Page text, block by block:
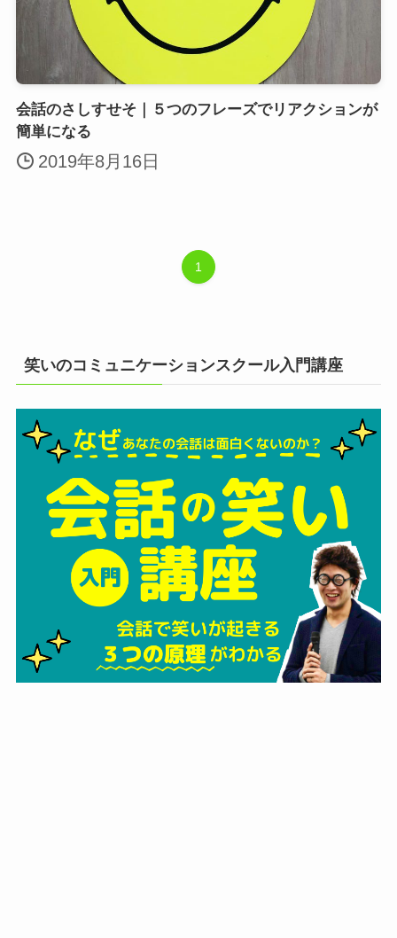
会話のさしすせそ｜５つのフレーズでリアクションが
簡単になる
2019年8月16日
1
笑いのコミュニケーションスクール入門講座